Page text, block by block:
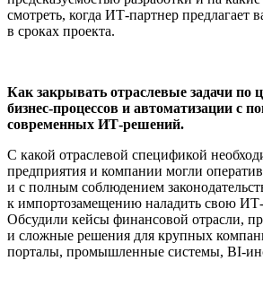
смотреть, когда ИТ-партнер предлагает
в сроках проекта.
Как закрывать отраслевые задачи по
бизнес-процессов и автоматизации с
современных ИТ-решений.
С какой отраслевой спецификой
предприятия и компании могли
и с полным соблюдением
к импортозамещению наладить свою ИТ-
Обсудили кейсы финансовой отрасли,
и сложные решения для крупных
порталы, промышленные системы, BI-